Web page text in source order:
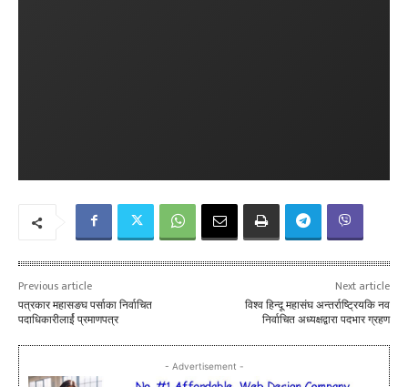
Previous article
पत्रकार महासङघ पर्साका निर्वाचित
पदाधिकारीलार्ई प्रमाणपत्र
Next article
विश्व हिन्दू महासंघ अन्तर्राष्ट्रियकि नव
निर्वाचित अध्यक्षद्वारा पदभार ग्रहण
- Advertisement -